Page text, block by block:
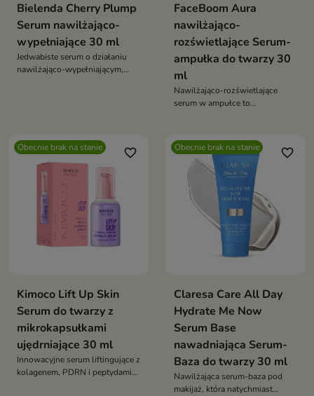
Bielenda Cherry Plump
Serum nawilżająco-
wypełniające 30 ml
Jedwabiste serum o działaniu
nawilżająco-wypełniającym,
FaceBoom Aura
nawilżająco-
rozświetlające Serum-
ampułka do twarzy 30
ml
Nawilżająco-rozświetlające
serum w ampułce to
nawadnia, koi i przywraca skórze
naturalny blask. Lekka, żelowa
formuła działa szybko i
skutecznie, wzmacniając
codzienną pielęgnację i
zapewniając świeży, promienny
wygląd
Obecnie brak na stanie favorite_border
Kimoco Lift Up Skin
Serum do twarzy z
mikrokapsułkami
ujędrniające 30 ml
Innowacyjne serum liftingujące z
kolagenem, PDRN i peptydami
Obecnie brak na stanie favorite_border
Claresa Care All Day
Hydrate Me Now
Serum Base
nawadniająca Serum-
Baza do twarzy 30 ml
Nawilżająca serum-baza pod
makijaż, która natychmiast